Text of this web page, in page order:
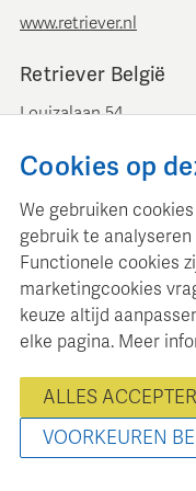
www.retriever.nl
Retriever België
Louizalaan 54
+ 32 (0)2 893 00 52
www.retrievermedia.be
Retriever Media
mediadatabase voor
© 2000 - 2026
Cookies op
We gebruiken
gebruik te
Functionele cookies
marketingcookies
keuze altijd
elke pagina. Meer
ALLES
VOORKEUREN